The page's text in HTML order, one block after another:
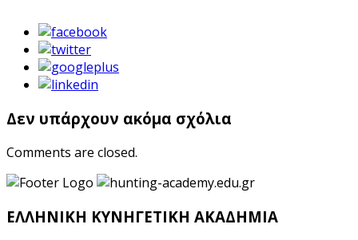
Δεν υπάρχουν ακόμα σχόλια
Comments are closed.
ΕΛΛΗΝΙΚΗ ΚΥΝΗΓΕΤΙΚΗ ΑΚΑΔΗΜΙΑ